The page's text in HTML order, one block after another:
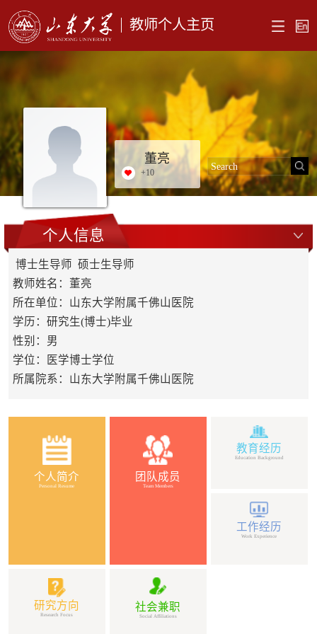
教师个人主页
董亮
+10
个人信息
博士生导师 硕士生导师
教师姓名：董亮
所在单位：山东大学附属千佛山医院
学历：研究生(博士)毕业
性别：男
学位：医学博士学位
所属院系：山东大学附属千佛山医院
个人简介
Personal Resume
团队成员
Team Members
教育经历
Education Background
工作经历
Work Experience
研究方向
Research Focus
社会兼职
Social Affiliations